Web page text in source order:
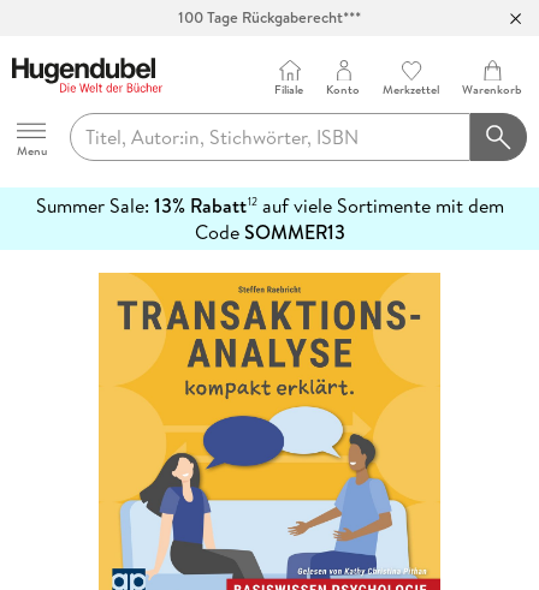
100 Tage Rückgaberecht***
Hugendubel
Menu
Filiale Konto Merkzettel Warenkorb
Summer Sale: 13% Rabatt12auf viele Sortimente mit dem
CodeSOMMER13
erfahren